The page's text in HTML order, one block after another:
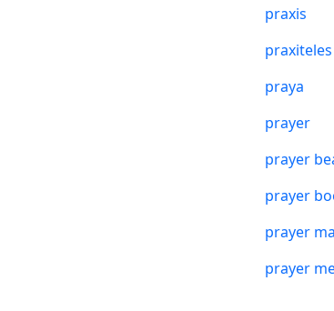
praxis
praxiteles
praya
prayer
prayer
prayer
prayer
prayer